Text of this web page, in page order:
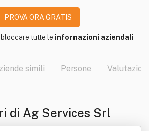
PROVA ORA GRATIS
tutte le informazioni aziendali
simili Persone Valutazioni
di Ag Services Srl